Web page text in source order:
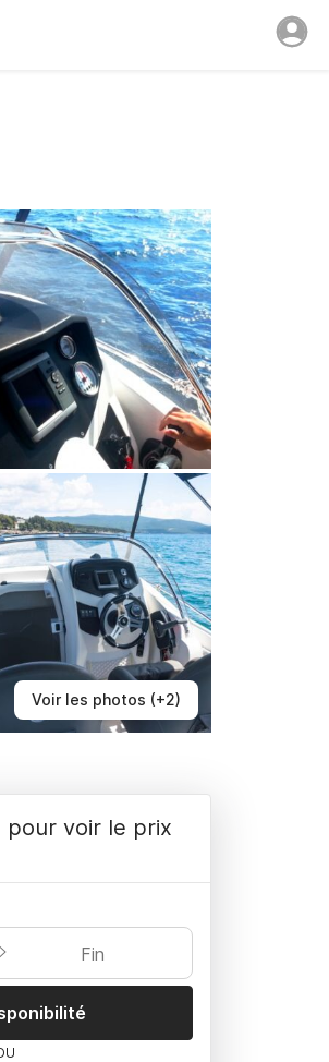
Voir les photos (+2)
pour voir le prix
Fin